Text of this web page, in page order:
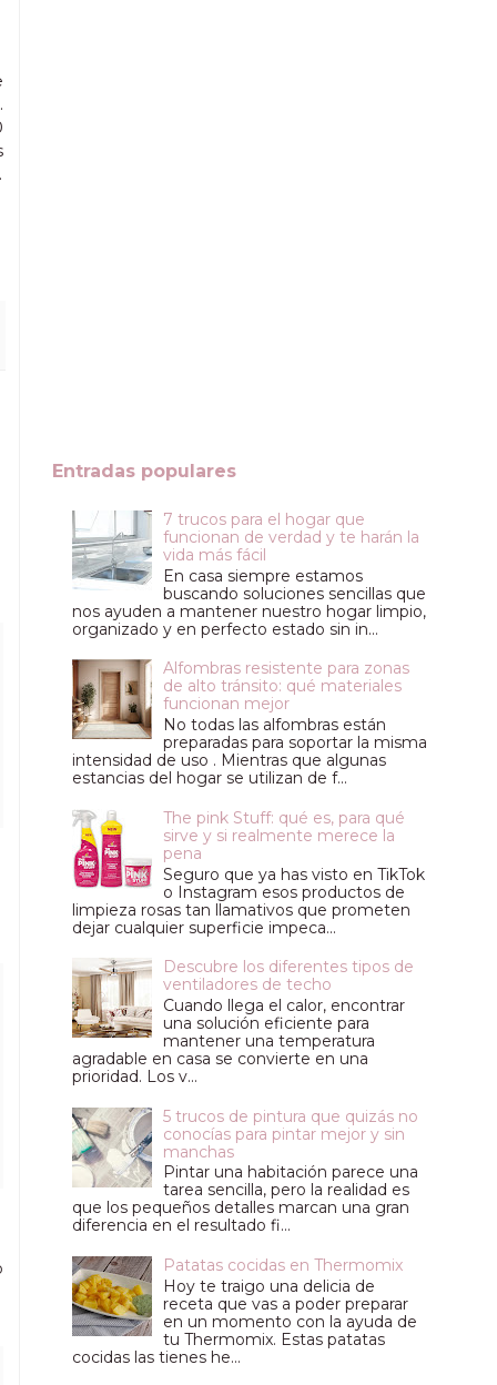
Entradas populares
7 trucos para el hogar que
funcionan de verdad y te harán la
vida más fácil
En casa siempre estamos
buscando soluciones sencillas que
nos ayuden a mantener nuestro hogar limpio,
organizado y en perfecto estado sin in...
Alfombras resistente para zonas
de alto tránsito: qué materiales
funcionan mejor
No todas las alfombras están
preparadas para soportar la misma
intensidad de uso . Mientras que algunas
estancias del hogar se utilizan de f...
The pink Stuff: qué es, para qué
sirve y si realmente merece la
pena
Seguro que ya has visto en TikTok
o Instagram esos productos de
limpieza rosas tan llamativos que prometen
dejar cualquier superficie impeca...
Descubre los diferentes tipos de
ventiladores de techo
Cuando llega el calor, encontrar
una solución eficiente para
mantener una temperatura
agradable en casa se convierte en una
prioridad. Los v...
5 trucos de pintura que quizás no
conocías para pintar mejor y sin
manchas
Pintar una habitación parece una
tarea sencilla, pero la realidad es
que los pequeños detalles marcan una gran
diferencia en el resultado fi...
Patatas cocidas en Thermomix
Hoy te traigo una delicia de
receta que vas a poder preparar
en un momento con la ayuda de
tu Thermomix. Estas patatas
cocidas las tienes he...